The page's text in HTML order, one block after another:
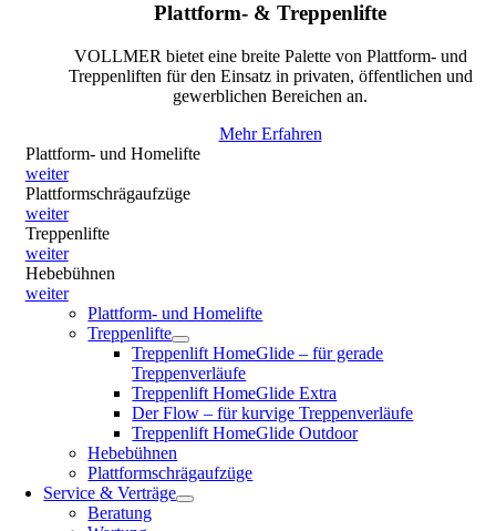
Plattform- & Treppenlifte
VOLLMER bietet eine breite Palette von Plattform- und
Treppenliften für den Einsatz in privaten, öffentlichen und
gewerblichen Bereichen an.
Mehr Erfahren
Plattform- und Homelifte
weiter
Plattformschrägaufzüge
weiter
Treppenlifte
weiter
Hebebühnen
weiter
Plattform- und Homelifte
Treppenlifte
Treppenlift HomeGlide – für gerade
Treppenverläufe
Treppenlift HomeGlide Extra
Der Flow – für kurvige Treppenverläufe
Treppenlift HomeGlide Outdoor
Hebebühnen
Plattformschrägaufzüge
Service & Verträge
Beratung